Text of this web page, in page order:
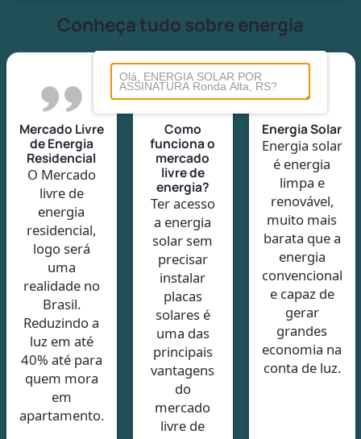
Conheça tudo sobre energia
Mercado Livre
de Energia
Residencial
O Mercado
livre de
energia
residencial,
logo será
uma
realidade no
Brasil.
Reduzindo a
luz em até
40% até para
quem mora
em
apartamento.
Como
funciona o
mercado
livre de
energia?
Ter acesso
a energia
solar sem
precisar
instalar
placas
solares é
uma das
principais
vantagens
do
mercado
livre de
Energia Solar
Energia solar
é energia
limpa e
renovável,
muito mais
barata que a
energia
convencional
e capaz de
gerar
grandes
economia na
conta de luz.